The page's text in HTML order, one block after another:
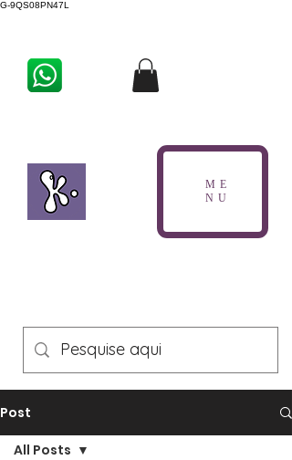
G-9QS08PN47L
ME
NU
Post
All Posts